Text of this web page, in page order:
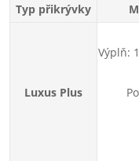
Typ přikrývky
Luxus Plus
Výplň: